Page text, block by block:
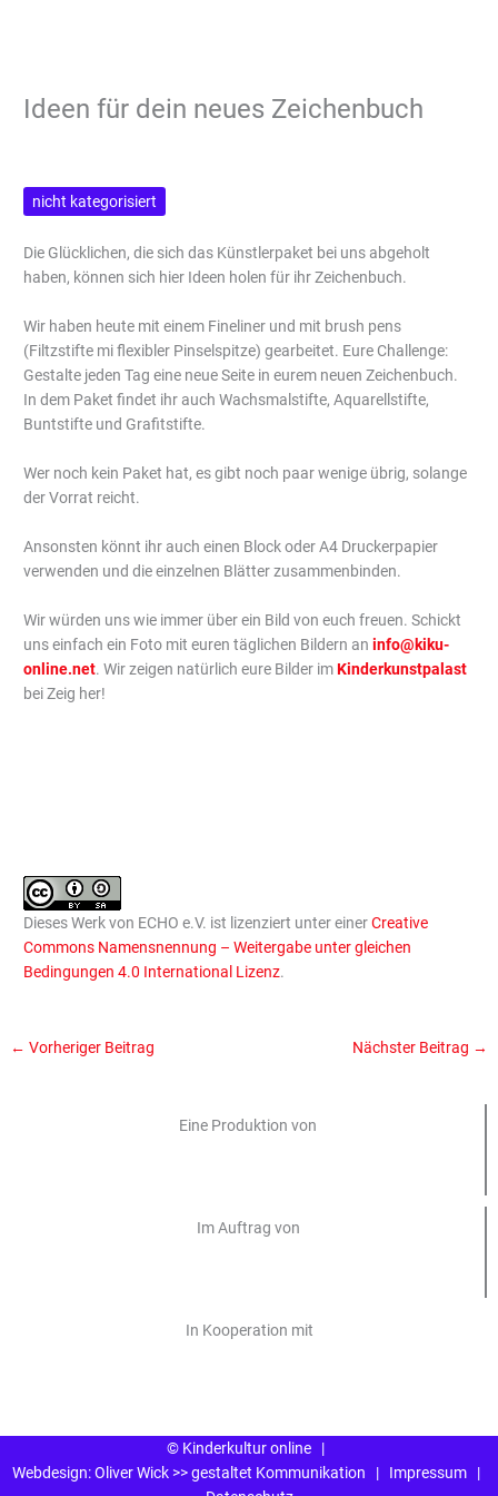
Ideen für dein neues Zeichenbuch
nicht kategorisiert
Die Glücklichen, die sich das Künstlerpaket bei uns abgeholt
haben, können sich hier Ideen holen für ihr Zeichenbuch.
Wir haben heute mit einem Fineliner und mit brush pens
(Filtzstifte mi flexibler Pinselspitze) gearbeitet. Eure Challenge:
Gestalte jeden Tag eine neue Seite in eurem neuen Zeichenbuch.
In dem Paket findet ihr auch Wachsmalstifte, Aquarellstifte,
Buntstifte und Grafitstifte.
Wer noch kein Paket hat, es gibt noch paar wenige übrig, solange
der Vorrat reicht.
Ansonsten könnt ihr auch einen Block oder A4 Druckerpapier
verwenden und die einzelnen Blätter zusammenbinden.
Wir würden uns wie immer über ein Bild von euch freuen. Schickt
uns einfach ein Foto mit euren täglichen Bildern aninfo@kiku-
online.net. Wir zeigen natürlich eure Bilder imKinderkunstpalast
bei Zeig her!
Dieses Werk von ECHO e.V. ist lizenziert unter einerCreative
Commons Namensnennung – Weitergabe unter gleichen
Bedingungen 4.0 International Lizenz.
← Vorheriger Beitrag Nächster Beitrag →
Eine Produktion von
Im Auftrag von
In Kooperation mit
© Kinderkultur online |
Webdesign:Oliver Wick >> gestaltet Kommunikation | Impressum|